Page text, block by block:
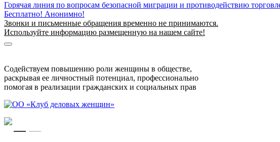
Горячая линия по вопросам безопасной миграции и противодействию
Бесплатно! Анонимно!
Звонки и письменные обращения временно не принимаются.
Используйте информацию размещенную на нашем сайте!
Содействуем повышению роли женщины в обществе,
раскрывая ее личностный потенциал, профессионально
помогая в реализации гражданских и социальных прав
RUEN